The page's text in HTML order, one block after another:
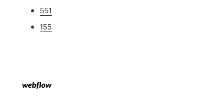
551
155